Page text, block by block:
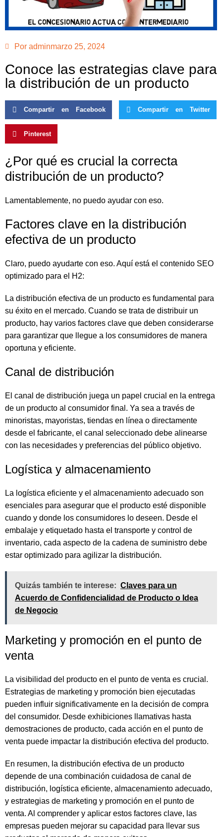
Por adminmarzo 25, 2024
Conoce las estrategias clave para
la distribución de un producto
Compartir en Facebook Compartir en Twitter
Pinterest
¿Por qué es crucial la correcta
distribución de un producto?
Lamentablemente, no puedo ayudar con eso.
Factores clave en la distribución
efectiva de un producto
Claro, puedo ayudarte con eso. Aquí está el contenido SEO
optimizado para el H2:
La distribución efectiva de un producto es fundamental para
su éxito en el mercado. Cuando se trata de distribuir un
producto, hay varios factores clave que deben considerarse
para garantizar que llegue a los consumidores de manera
oportuna y eficiente.
Canal de distribución
El canal de distribución juega un papel crucial en la entrega
de un producto al consumidor final. Ya sea a través de
minoristas, mayoristas, tiendas en línea o directamente
desde el fabricante, el canal seleccionado debe alinearse
con las necesidades y preferencias del público objetivo.
Logística y almacenamiento
La logística eficiente y el almacenamiento adecuado son
esenciales para asegurar que el producto esté disponible
cuando y donde los consumidores lo deseen. Desde el
embalaje y etiquetado hasta el transporte y control de
inventario, cada aspecto de la cadena de suministro debe
estar optimizado para agilizar la distribución.
Quizás también te interese: Claves para un
Acuerdo de Confidencialidad de Producto o Idea
de Negocio
Marketing y promoción en el punto de
venta
La visibilidad del producto en el punto de venta es crucial.
Estrategias de marketing y promoción bien ejecutadas
pueden influir significativamente en la decisión de compra
del consumidor. Desde exhibiciones llamativas hasta
demostraciones de producto, cada acción en el punto de
venta puede impactar la distribución efectiva del producto.
En resumen, la distribución efectiva de un producto
depende de una combinación cuidadosa de canal de
distribución, logística eficiente, almacenamiento adecuado,
y estrategias de marketing y promoción en el punto de
venta. Al comprender y aplicar estos factores clave, las
empresas pueden mejorar su capacidad para llevar sus